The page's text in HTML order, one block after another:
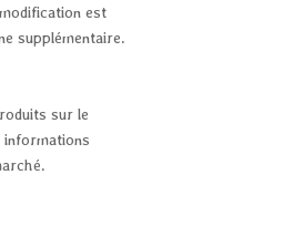
est
supplémentaire.
sur le
informations